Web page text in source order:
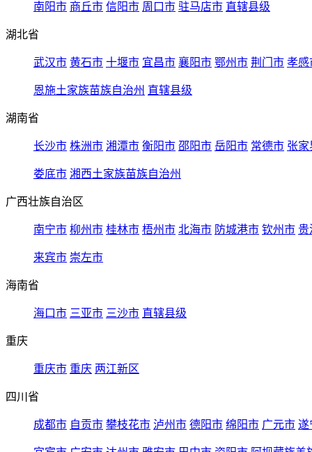
南阳市 商丘市 信阳市 周口市 驻马店市 直辖县级
湖北省
武汉市 黄石市 十堰市 宜昌市 襄阳市 鄂州市 荆门市 孝感
恩施土家族苗族自治州 直辖县级
湖南省
长沙市 株洲市 湘潭市 衡阳市 邵阳市 岳阳市 常德市 张家
娄底市 湘西土家族苗族自治州
广西壮族自治区
南宁市 柳州市 桂林市 梧州市 北海市 防城港市 钦州市 贵
来宾市 崇左市
海南省
海口市 三亚市 三沙市 直辖县级
重庆
重庆市 重庆 两江新区
四川省
成都市 自贡市 攀枝花市 泸州市 德阳市 绵阳市 广元市 遂